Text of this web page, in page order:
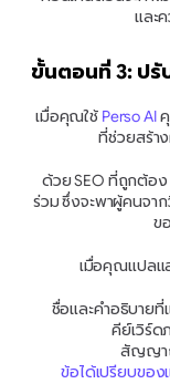
และ
ขั้นตอนที่ 3: ปรั
เมื่อคุณใช้ Perso AI คุ
ที่ช่วยสร้า
ด้วย SEO ที่ถูกต้อง
ร่วม ซึ่งจะพาผู้คนจ
ข
เมื่อคุณแปลแ
ชื่อและคำอธิบาย
คีย์เวิร์
สัญญา
ข้อได้เปรียบขอ